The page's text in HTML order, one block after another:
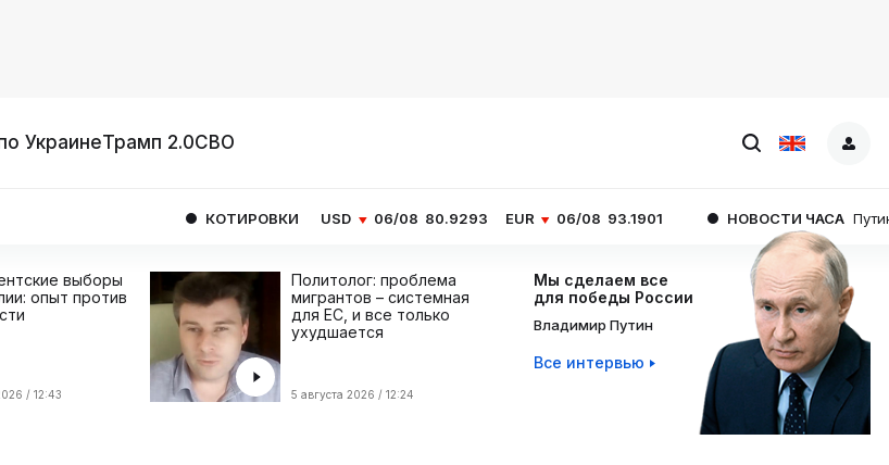
УкраинеТрамп 2.0СВО
КОТИРОВКИ USD 06/08 80.9293 EUR 06/08 93.1901 НОВОСТИ ЧАСА Путин уверен,
выборы
опыт против
/ 12:43
Политолог: проблема
мигрантов – системная
для ЕС, и все только
ухудшается
5 августа 2026 / 12:24
Мы сделаем все
для победы России
Владимир Путин
Все интервью